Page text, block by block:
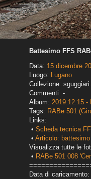
Battesimo FFS
Data: 15 dicembre
Luogo: Lugano
Collezione:
Commenti: -
Album: 2019.12.15 -
Tags: RABe 501
Links:
• Scheda tecnica
• Articolo:
Visualizza tutte le
• RABe 501 008
Data di caricamento: